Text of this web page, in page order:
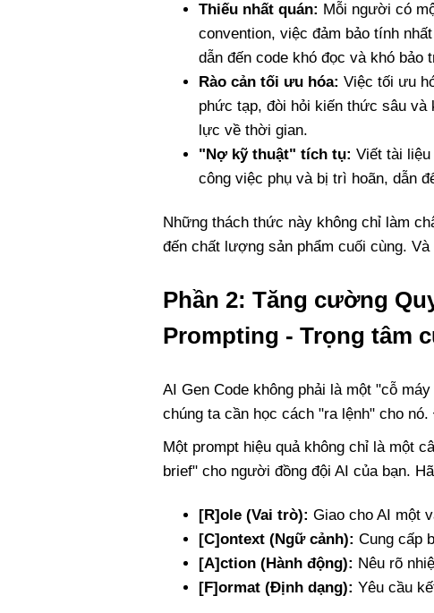
Thiếu nhất quán: Mỗi người có
convention, việc đảm bảo tính
dẫn đến code khó đọc và khó bảo
Rào cản tối ưu hóa: Việc tối ưu
phức tạp, đòi hỏi kiến thức sâu
lực về thời gian.
"Nợ kỹ thuật" tích tụ: Viết tài
công việc phụ và bị trì hoãn, dẫn
Những thách thức này không chỉ làm
đến chất lượng sản phẩm cuối cùng.
Phần 2: Tăng cường
Prompting - Trọng tâm
AI Gen Code không phải là một "cỗ
chúng ta cần học cách "ra lệnh" cho
Một prompt hiệu quả không chỉ là một
brief" cho người đồng đội AI của bạn.
[R]ole (Vai trò): Giao cho AI một
[C]ontext (Ngữ cảnh): Cung cấp
[A]ction (Hành động): Nêu rõ
[F]ormat (Định dạng): Yêu cầu